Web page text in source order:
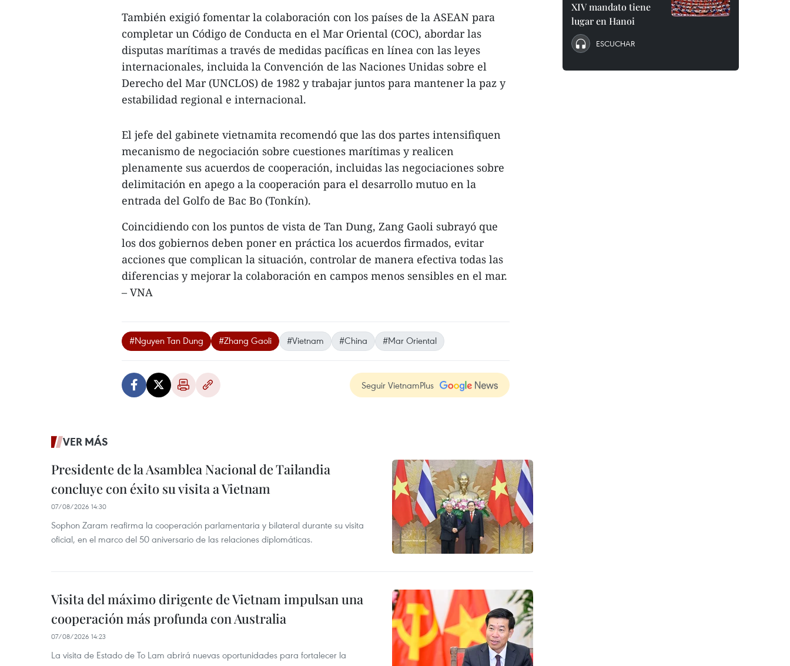
También exigió fomentar la colaboración con los países de la ASEAN para
completar un Código de Conducta en el Mar Oriental (COC), abordar las
disputas marítimas a través de medidas pacíficas en línea con las leyes
internacionales, incluida la Convención de las Naciones Unidas sobre el
Derecho del Mar (UNCLOS) de 1982 y trabajar juntos para mantener la paz y
estabilidad regional e internacional.
El jefe del gabinete vietnamita recomendó que las dos partes intensifiquen
mecanismo de negociación sobre cuestiones marítimas y realicen
plenamente sus acuerdos de cooperación, incluidas las negociaciones sobre
delimitación en apego a la cooperación para el desarrollo mutuo en la
entrada del Golfo de Bac Bo (Tonkín).
Coincidiendo con los puntos de vista de Tan Dung, Zang Gaoli subrayó que
los dos gobiernos deben poner en práctica los acuerdos firmados, evitar
acciones que complican la situación, controlar de manera efectiva todas las
diferencias y mejorar la colaboración en campos menos sensibles en el mar.
– VNA
#Nguyen Tan Dung #Zhang Gaoli #Vietnam #China #Mar Oriental
Seguir VietnamPlus
VER MÁS
Presidente de la Asamblea Nacional de Tailandia
concluye con éxito su visita a Vietnam
07/08/2026 14:30
Sophon Zaram reafirma la cooperación parlamentaria y bilateral durante su visita
oficial, en el marco del 50 aniversario de las relaciones diplomáticas.
Visita del máximo dirigente de Vietnam impulsan una
cooperación más profunda con Australia
07/08/2026 14:23
La visita de Estado de To Lam abrirá nuevas oportunidades para fortalecer la
XIV mandato tiene
lugar en Hanoi
ESCUCHAR